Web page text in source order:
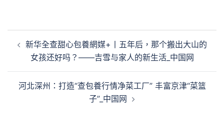
章
新华全查甜心包養網媒+丨五年后，那个搬出大山的
女孩还好吗？——吉雪与家人的新生活_中国网
河北深州：打造“查包養行情净菜工厂” 丰富京津“菜篮
子”_中国网